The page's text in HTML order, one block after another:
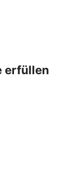
erfüllen